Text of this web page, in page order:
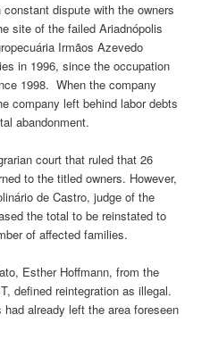
dispute with the owners
site of the failed Ariadnópolis
Irmãos Azevedo
in 1996, since the occupation
1998. When the company
company left behind labor debts
abandonment.
court that ruled that 26
to the titled owners. However,
de Castro, judge of the
the total to be reinstated to
of affected families.
Esther Hoffmann, from the
defined reintegration as illegal.
already left the area foreseen